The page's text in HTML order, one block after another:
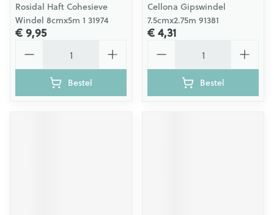
Rosidal Haft Cohesieve
Windel 8cmx5m 1 31974
€ 9,95
Bestel
Cellona Gipswindel
7.5cmx2.75m 91381
€ 4,31
Bestel